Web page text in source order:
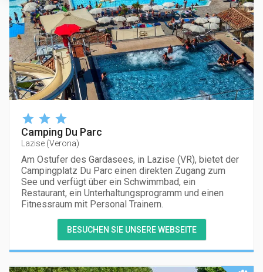
Camping Du Parc
Lazise (Verona)
Am Ostufer des Gardasees, in Lazise (VR), bietet der
Campingplatz Du Parc einen direkten Zugang zum
See und verfügt über ein Schwimmbad, ein
Restaurant, ein Unterhaltungsprogramm und einen
Fitnessraum mit Personal Trainern.
BESUCHEN SIE UNSERE WEBSEITE